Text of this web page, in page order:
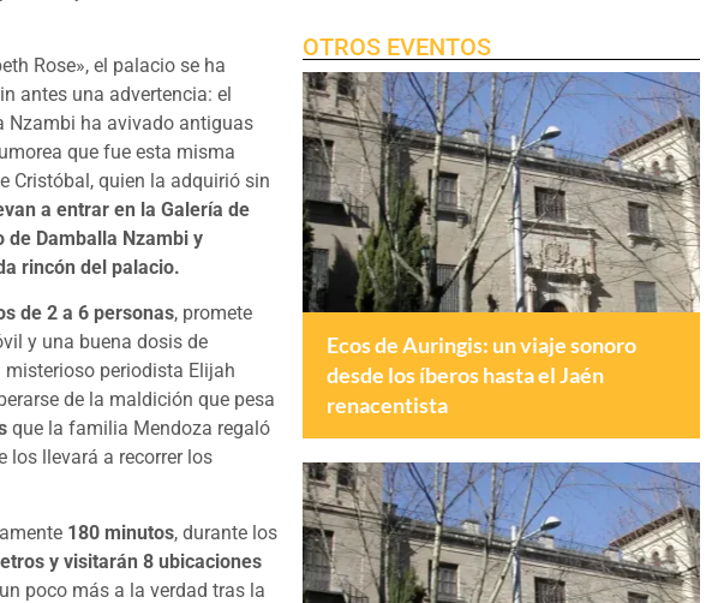
Rose», el palacio se ha
antes una advertencia: el
Nzambi ha avivado antiguas
que fue esta misma
Cristóbal, quien la adquirió sin
a entrar en la Galería de
Damballa Nzambi y
rincón del palacio.
de 2 a 6 personas, promete
y una buena dosis de
periodista Elijah
de la maldición que pesa
que la familia Mendoza regaló
los llevará a recorrer los
180 minutos, durante los
y visitarán 8 ubicaciones
poco más a la verdad tras la
OTROS EVENTOS
Ecos de Auringis: un viaje sonoro
desde los íberos hasta el Jaén
renacentista